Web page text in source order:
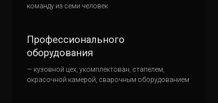
команду из семи человек
Профессионального
оборудования
— кузовной цех, укомплектован, стапелем,
окрасочной камерой, сварочным оборудованием